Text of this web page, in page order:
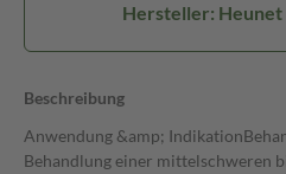
Hersteller: Heunet
Beschreibung
Anwendung &amp;
Behandlung einer mittelschweren